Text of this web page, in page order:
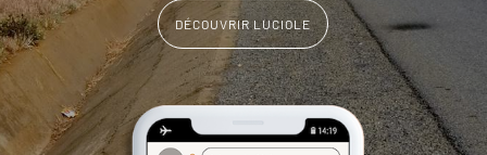
DÉCOUVRIR LUCIOLE